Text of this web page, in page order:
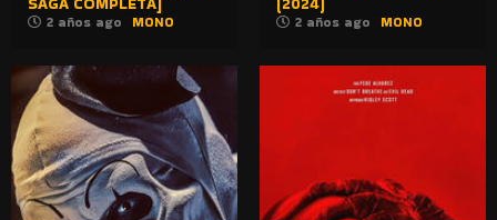
2 años ago MONO 2 años ago MONO